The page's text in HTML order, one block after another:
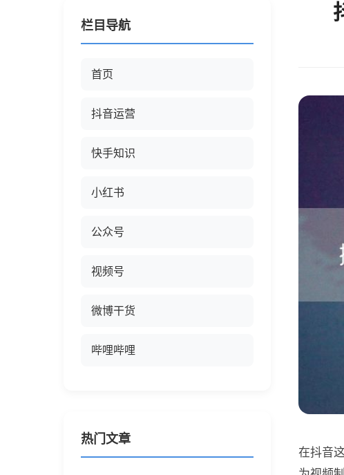
栏目导航
首页
抖音运营
快手知识
小红书
公众号
视频号
微博干货
哔哩哔哩
热门文章
在抖音